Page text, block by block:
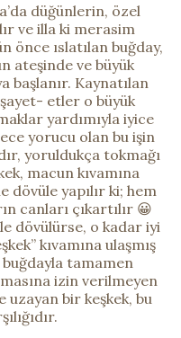
düğünlerin, özel
ve illa ki merasim
önce ıslatılan buğday,
ateşinde ve büyük
başlanır. Kaynatılan
etler o büyük
yardımıyla iyice
yorucu olan bu işin
yoruldukça tokmağı
macun kıvamına
dövüle yapılır ki; hem
canları çıkartılır 😀
dövülürse, o kadar iyi
kıvamına ulaşmış
tamamen
izin verilmeyen
uzayan bir keşkek, bu